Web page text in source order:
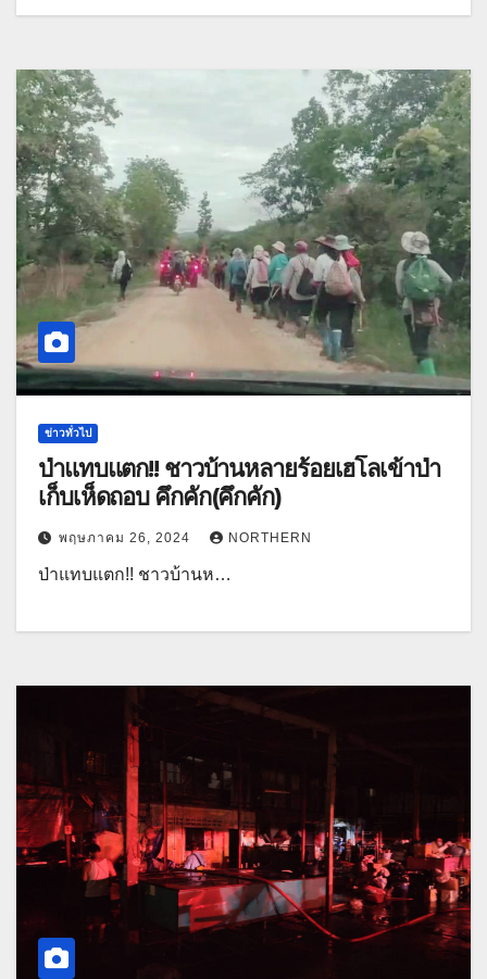
ข่าวทั่วไป
ป่าแทบแตก!! ชาวบ้านหลายร้อยเฮโลเข้าป่า
เก็บเห็ดถอบ คึกคัก(คึกคัก)
พฤษภาคม 26, 2024 NORTHERN
ป่าแทบแตก!! ชาวบ้านห…